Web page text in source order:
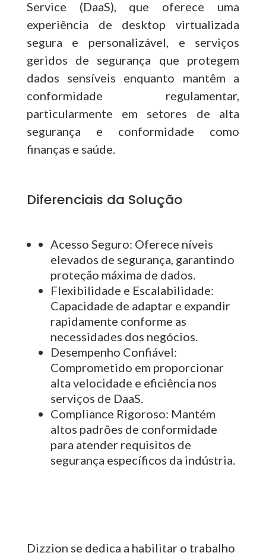
Service (DaaS), que oferece uma
experiência de desktop virtualizada
segura e personalizável, e serviços
geridos de segurança que protegem
dados sensíveis enquanto mantêm a
conformidade regulamentar,
particularmente em setores de alta
segurança e conformidade como
finanças e saúde.
Diferenciais da Solução
Acesso Seguro: Oferece níveis
elevados de segurança, garantindo
proteção máxima de dados.
Flexibilidade e Escalabilidade:
Capacidade de adaptar e expandir
rapidamente conforme as
necessidades dos negócios.
Desempenho Confiável:
Comprometido em proporcionar
alta velocidade e eficiência nos
serviços de DaaS.
Compliance Rigoroso: Mantém
altos padrões de conformidade
para atender requisitos de
segurança específicos da indústria.
Dizzion se dedica a habilitar o trabalho